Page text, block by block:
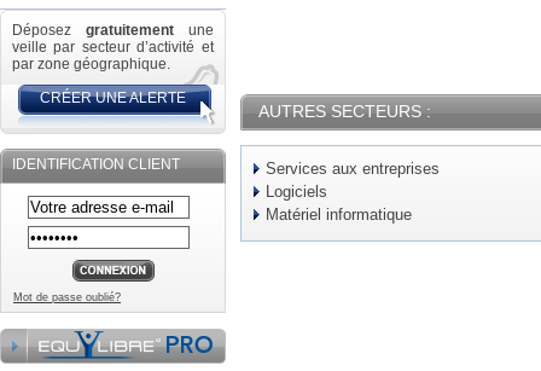
Déposez gratuitement une
veille par secteur d’activité et
par zone géographique.
CRÉER UNE ALERTE
IDENTIFICATION CLIENT
Mot de passe oublié?
AUTRES SECTEURS :
Services aux entreprises
Logiciels
Matériel informatique